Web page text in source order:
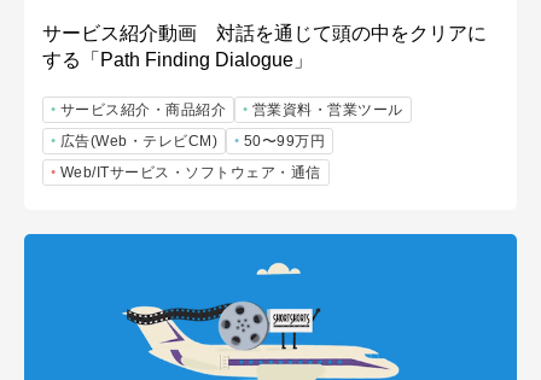
サービス紹介動画 対話を通じて頭の中をクリアに
する「Path Finding Dialogue」
サービス紹介・商品紹介
営業資料・営業ツール
広告(Web・テレビCM)
50〜99万円
Web/ITサービス・ソフトウェア・通信